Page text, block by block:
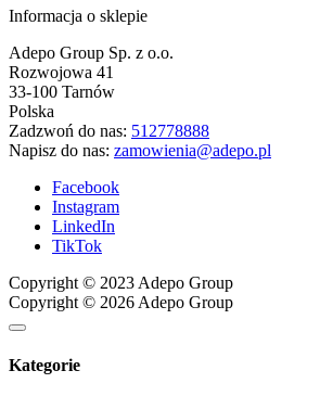
Informacja o sklepie
Adepo Group Sp. z o.o.
Rozwojowa 41
33-100 Tarnów
Polska
Zadzwoń do nas: 512778888
Napisz do nas: zamowienia@adepo.pl
Facebook
Instagram
LinkedIn
TikTok
Copyright © 2023 Adepo Group
Copyright © 2026 Adepo Group
Kategorie